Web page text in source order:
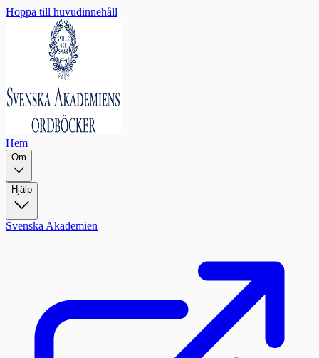
Hoppa till huvudinnehåll
Hem
Om
Hjälp
Svenska Akademien